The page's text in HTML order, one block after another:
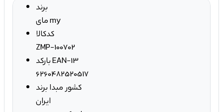
برند
مای my
کدکالا
ZMP-100702
بارکد EAN-13
6260482520517
کشور مبدا برند
ایران